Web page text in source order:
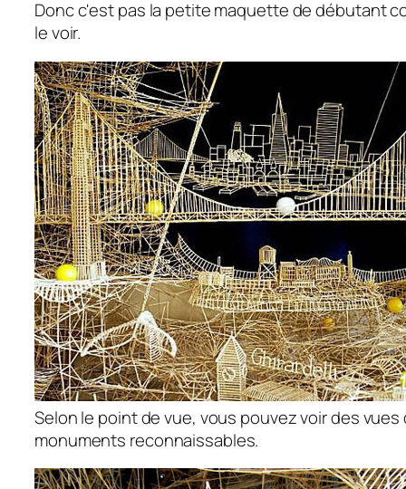
Donc c'est pas la petite maquette de débutant
le voir.
Selon le point de vue, vous pouvez voir des vues
monuments reconnaissables.